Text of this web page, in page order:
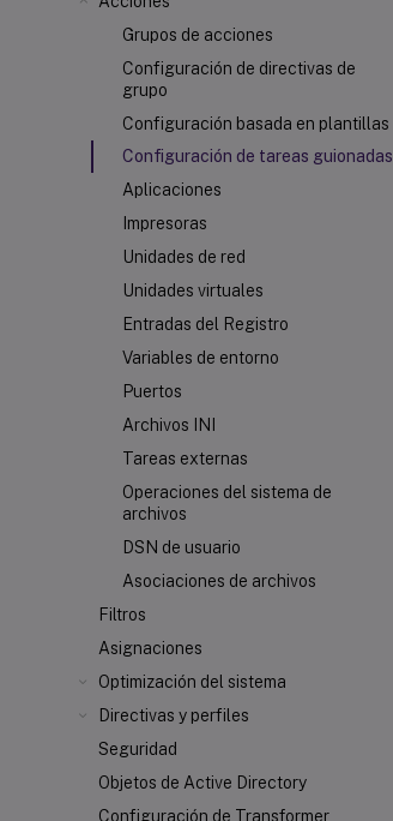
Grupos de acciones
Configuración de directivas de
grupo
Configuración basada en plantillas
Configuración de tareas guionadas
Aplicaciones
Impresoras
Unidades de red
Unidades virtuales
Entradas del Registro
Variables de entorno
Puertos
Archivos INI
Tareas externas
Operaciones del sistema de
archivos
DSN de usuario
Asociaciones de archivos
Filtros
Asignaciones
Optimización del sistema
Directivas y perfiles
Seguridad
Objetos de Active Directory
Configuración de Transformer